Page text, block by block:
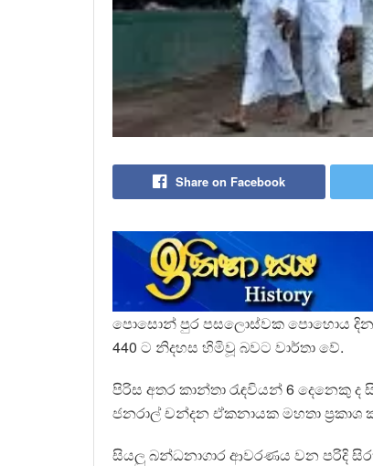
Share on Facebook
පොසොන් පුර පසලොස්වක පොහොය
440 ට නිදහස හිමිවූ බවට වාර්තා වේ.
පිරිස අතර කාන්තා රැඳවියන් 6 දෙනෙකු
ජනරාල් චන්දන ඒකනායක මහතා ප්‍රකාශ
සියලු බන්ධනාගාර ආවරණය වන පරිදි